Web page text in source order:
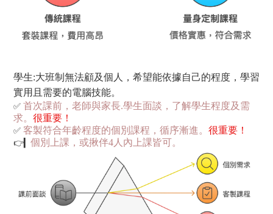
學生:大班制無法顧及個人，希望能依據自己的程度，學習
實用且需要的電腦技能。
✅ 首次課前，老師與家長.學生面談，了解學生程度及需
求。 很重要！
✅ 客製符合年齡程度的個別課程，循序漸進。 很重要！
👉▎ 個別上課，或揪伴4人內上課皆可。